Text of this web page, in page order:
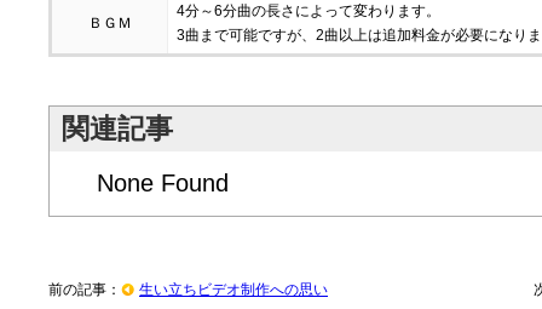
ＢＧＭ
4分～6分曲の長さによって変わります。
3曲まで可能ですが、2曲以上は追加料金が必要になり
関連記事
None Found
前の記事： 生い立ちビデオ制作への思い